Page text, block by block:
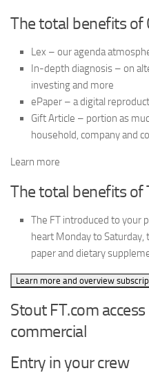
The total benefits of
Lex – our agenda
In-depth diagnosis – on
investing and more
ePaper – a digital
Gift Article – portion as
household, company and
Learn more
The total benefits of
The FT introduced to your
heart Monday to
paper and dietary
Learn more and overview
Stout FT.com
commercial
Entry in your crew